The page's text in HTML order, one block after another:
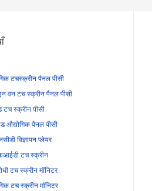
टचस्क्रीन पैनल पीसी
वन टच स्क्रीन पैनल पीसी
टच स्क्रीन पीसी
औद्योगिक पैनल पीसी
विज्ञापन प्लेयर
टच स्क्रीन
टच स्क्रीन मॉनिटर
टच स्क्रीन मॉनिटर